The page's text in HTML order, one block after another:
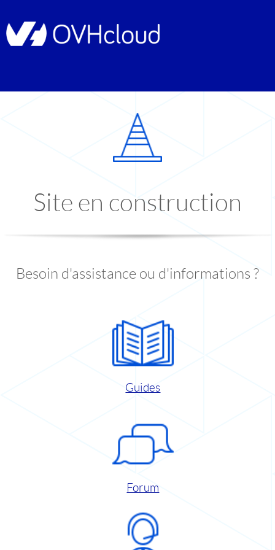
Site en construction
Besoin d'assistance ou d'informations ?
Guides
Forum